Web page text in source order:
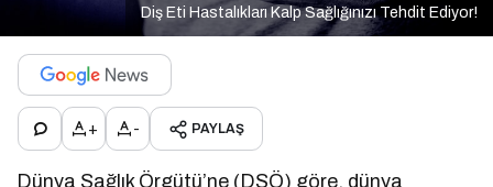
Diş Eti Hastalıkları Kalp Sağlığınızı Tehdit Ediyor!
+ - PAYLAŞ
Dünya Sağlık Örgütü’ne (DSÖ) göre, dünya